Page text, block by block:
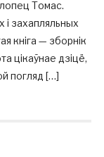
Томас.
і захапляльных
кніга — зборнік
цікаўнае дзіцё,
погляд […]